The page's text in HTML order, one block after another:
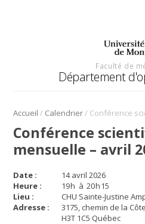
Faculté de
Département
Accueil / Calendrier/
Conférence
mensuelle – avril
Date :
14 avril 2026
Heure :
19h à 20h15
Lieu :
CHU Sainte-Justine
Adresse :
3175, chemin de la
H3T 1C5 Québec